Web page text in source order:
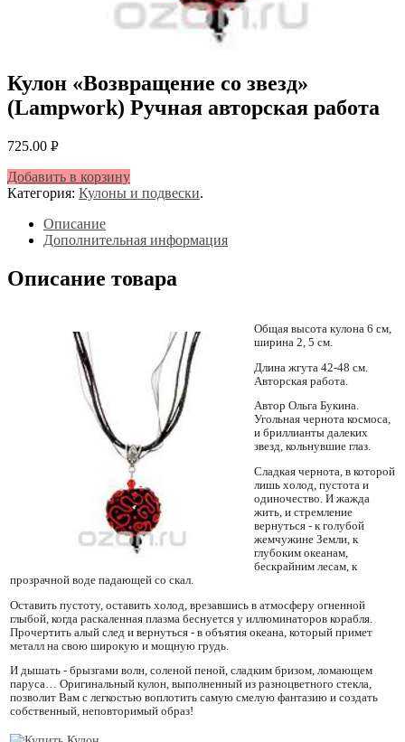
Кулон «Возвращение со звезд»
(Lampwork) Ручная авторская работа
725.00 Р
Добавить в корзину
Категория: Кулоны и подвески.
Описание
Дополнительная информация
Описание товара
Общая высота кулона 6 см,
ширина 2, 5 см.
Длина жгута 42-48 см.
Авторская работа.
Автор Ольга Букина.
Угольная чернота космоса,
и бриллианты далеких
звезд, кольнувшие глаз.
Сладкая чернота, в которой
лишь холод, пустота и
одиночество. И жажда
жить, и стремление
вернуться - к голубой
жемчужине Земли, к
глубоким океанам,
бескрайним лесам, к
прозрачной воде падающей со скал.
Оставить пустоту, оставить холод, врезавшись в атмосферу огненной
глыбой, когда раскаленная плазма беснуется у иллюминаторов корабля.
Прочертить алый след и вернуться - в объятия океана, который примет
металл на свою широкую и мощную грудь.
И дышать - брызгами волн, соленой пеной, сладким бризом, ломающем
паруса… Оригинальный кулон, выполненный из разноцветного стекла,
позволит Вам с легкостью воплотить самую смелую фантазию и создать
собственный, неповторимый образ!